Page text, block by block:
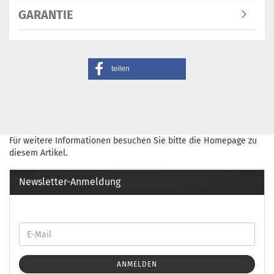
GARANTIE
teilen
Für weitere Informationen besuchen Sie bitte die Homepage zu
diesem Artikel.
Newsletter-Anmeldung
ANMELDEN